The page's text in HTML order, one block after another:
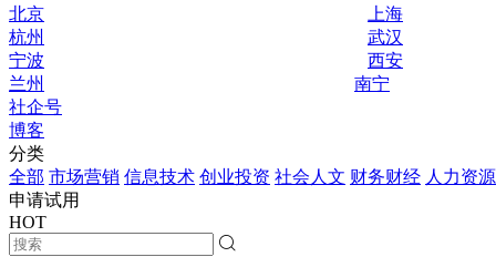
北京
上海
杭州
武汉
宁波
西安
兰州
南宁
社企号
博客
分类
全部 市场营销 信息技术 创业投资 社会人文 财务财经 人力资源
申请试用
HOT